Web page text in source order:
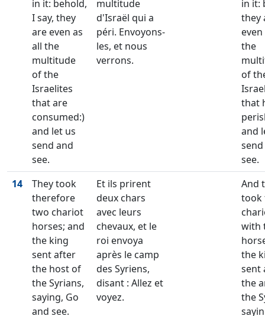
in it: behold,
I say, they
are even as
all the
multitude
of the
Israelites
that are
consumed:)
and let us
send and
see.
multitude
d'Israël qui a
péri. Envoyons-
les, et nous
verrons.
in it:
they
the
of
that
and
see.
14
They took
therefore
two chariot
horses; and
the king
sent after
the host of
the Syrians,
saying, Go
and see.
Et ils prirent
deux chars
avec leurs
chevaux, et le
roi envoya
après le camp
des Syriens,
disant : Allez et
voyez.
And
took
with
the
sent
the
the